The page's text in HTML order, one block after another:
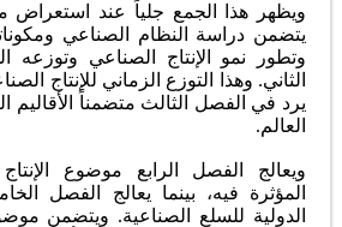
ويظهر هذا الجمع جلياً عند استعراض
يتضمن دراسة النظام الصناعي
وتطور نمو الإنتاج الصناعي
الثاني. وهذا التوزع الزماني للإنتاج
يرد في الفصل الثالث متضمناً الأقاليم
العالم.
ويعالج الفصل الرابع موضوع
المؤثرة فيه، بينما يعالج الفصل
الدولية للسلع الصناعية. ويتضمن